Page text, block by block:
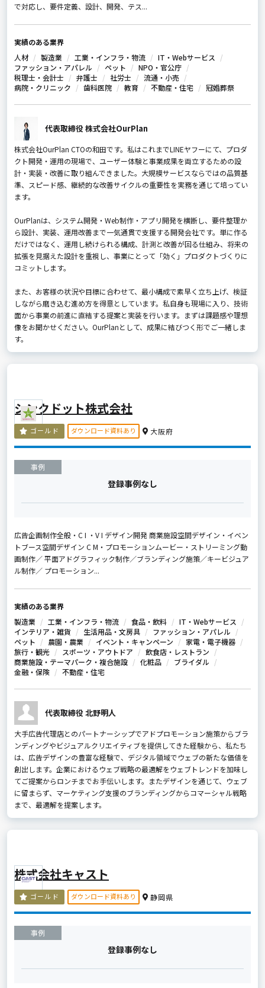
で対応し、要件定義、設計、開発、テス...
実績のある業界
人材
製造業 工業・インフラ・物流
IT・Webサービス
ファッション・アパレル
ペット
NPO・官公庁
税理士・会計士
弁護士 社労士
流通・小売
病院・クリニック
歯科医院 教育 不動産・住宅 冠婚葬祭
代表取締役 株式会社OurPlan
株式会社OurPlan CTOの和田です。私はこれまでLINEヤフーにて、プロダ
クト開発・運用の現場で、ユーザー体験と事業成果を両立するための設
計・実装・改善に取り組んできました。大規模サービスならではの品質基
準、スピード感、継続的な改善サイクルの重要性を実務を通じて培ってい
ます。
OurPlanは、システム開発・Web制作・アプリ開発を横断し、要件整理か
ら設計、実装、運用改善まで一気通貫で支援する開発会社です。単に作る
だけではなく、運用し続けられる構成、計測と改善が回る仕組み、将来の
拡張を見据えた設計を重視し、事業にとって「効く」プロダクトづくりに
コミットします。
また、お客様の状況や目標に合わせて、最小構成で素早く立ち上げ、検証
しながら磨き込む進め方を得意としています。私自身も現場に入り、技術
面から事業の前進に直結する提案と実装を行います。まずは課題感や理想
像をお聞かせください。OurPlanとして、成果に結びつく形でご一緒しま
す。
シンクドット株式会社
ゴールド ダウンロード資料あり 大阪府
事例
登録事例なし
広告企画制作全般・C I ・V I デザイン開発 商業施設空間デザイン・イベン
トブース空間デザイン C M・プロモーションムービー・ストリーミング動
画制作／ 平面アドグラフィック制作／ブランディング施策／キービジュア
ル制作／ プロモーション...
実績のある業界
製造業
工業・インフラ・物流 食品・飲料
IT・Webサービス
インテリア・雑貨
生活用品・文房具
ファッション・アパレル
ペット
農園・農業 イベント・キャンペーン
家電・電子機器
旅行・観光
スポーツ・アウトドア
飲食店・レストラン
商業施設・テーマパーク・複合施設
化粧品
ブライダル
金融・保険
不動産・住宅
代表取締役 北野明人
大手広告代理店とのパートナーシップでアドプロモーション施策からブラ
ンディングやビジュアルクリエイティブを提供してきた経験から、私たち
は、広告デザインの豊富な経験で、デジタル領域でウェブの新たな価値を
創出します。企業におけるウェブ戦略の最適解をウェブトレンドを加味し
てご提案からロンチまでお手伝いします。またデザインを通じて、ウェブ
に留まらず、マーケティング支援のブランディングからコマーシャル戦略
まで、最適解を提案します。
株式会社キャスト
ゴールド ダウンロード資料あり 静岡県
事例
登録事例なし